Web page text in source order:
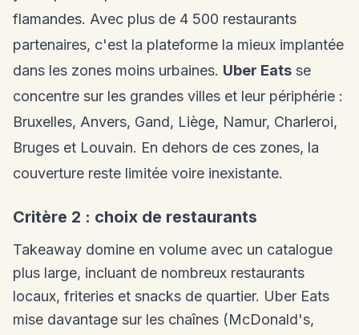
flamandes. Avec plus de 4 500 restaurants
partenaires, c'est la plateforme la mieux implantée
dans les zones moins urbaines. Uber Eats se
concentre sur les grandes villes et leur périphérie :
Bruxelles, Anvers, Gand, Liège, Namur, Charleroi,
Bruges et Louvain. En dehors de ces zones, la
couverture reste limitée voire inexistante.
Critère 2 : choix de restaurants
Takeaway domine en volume avec un catalogue
plus large, incluant de nombreux restaurants
locaux, friteries et snacks de quartier. Uber Eats
mise davantage sur les chaînes (McDonald's,